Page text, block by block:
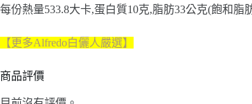
每份熱量533.8大卡,蛋白質10克,脂肪33公克(飽和脂
【更多Alfredo白儷人嚴選】
商品評價